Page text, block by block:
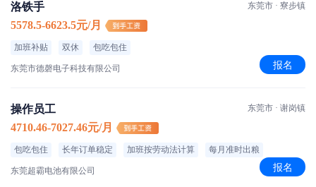
洛铁手
5578.5-6623.5元/月
加班补贴 双休 包吃包住
东莞市德磬电子科技有限公司
东莞市 · 寮步镇
报名
操作员工
4710.46-7027.46元/月
包吃包住 长年订单稳定 加班按劳动法计算 每月准时出粮
东莞超霸电池有限公司
东莞市 · 谢岗镇
报名